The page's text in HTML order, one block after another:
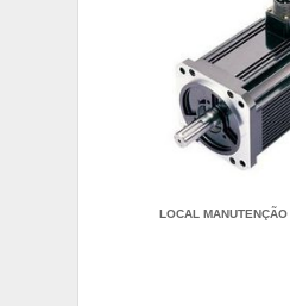
LOCAL MANUTENÇÃO